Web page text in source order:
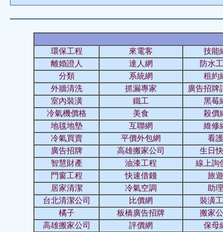
環保工程 來電客
技能
離婚證人
達人網
防水
分類
系統網
租約
外牆清洗
抓漏專家
廣告招牌
室內裝潢
鐵工
黑莓
冷氣機價格
美食
殺價
地毯地墊
互聯網
維修
冷氣買賣
平價外包網
看護
廣告招牌
高雄搬家公司
生日
智慧財產
油漆工程
線上詢
門窗工程
快速借錢
旅遊
居家清潔
冷氣空調
助理
台北清潔公司
比價網
裝潢
橘子
板橋廣告招牌
搬家
高雄搬家公司
評價網
保母